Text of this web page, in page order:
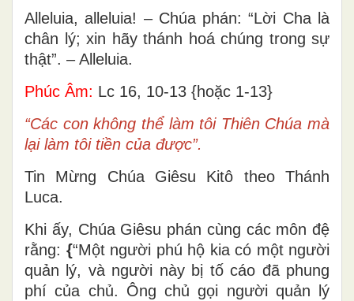
Alleluia, alleluia! – Chúa phán: “Lời Cha là
chân lý; xin hãy thánh hoá chúng trong sự
thật”. – Alleluia.
Phúc Âm: Lc 16, 10-13 {hoặc 1-13}
“Các con không thể làm tôi Thiên Chúa mà
lại làm tôi tiền của được”.
Tin Mừng Chúa Giêsu Kitô theo Thánh
Luca.
Khi ấy, Chúa Giêsu phán cùng các môn đệ
rằng: {“Một người phú hộ kia có một người
quản lý, và người này bị tố cáo đã phung
phí của chủ. Ông chủ gọi người quản lý